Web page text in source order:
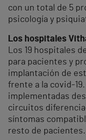
con un total de 5
psicología y
Los hospitales
Los 19 hospitales
para pacientes y
implantación de
frente a la covid-
implementadas
circuitos
síntomas
resto de pacientes.